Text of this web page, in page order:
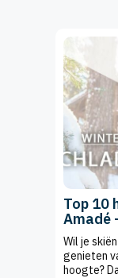
Top 10
Amadé
Wil je
genieten
hoogte?